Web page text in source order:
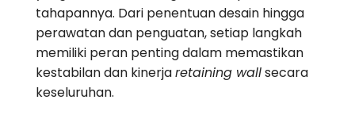
tahapannya. Dari penentuan desain hingga
perawatan dan penguatan, setiap langkah
memiliki peran penting dalam memastikan
kestabilan dan kinerjaretaining wallsecara
keseluruhan.